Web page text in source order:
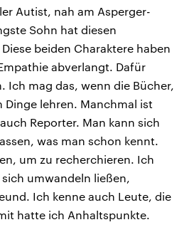
Autist, nah am Asperger-
Sohn hat diesen
beiden Charaktere haben
abverlangt. Dafür
Ich mag das, wenn die Bücher,
lehren. Manchmal ist
Reporter. Man kann sich
was man schon kennt.
um zu recherchieren. Ich
umwandeln ließen,
Ich kenne auch Leute, die
hatte ich Anhaltspunkte.